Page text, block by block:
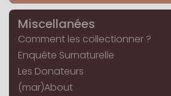
Miscellanées
Comment les collectionner ?
Enquête Surnaturelle
Les Donateurs
(mar)About